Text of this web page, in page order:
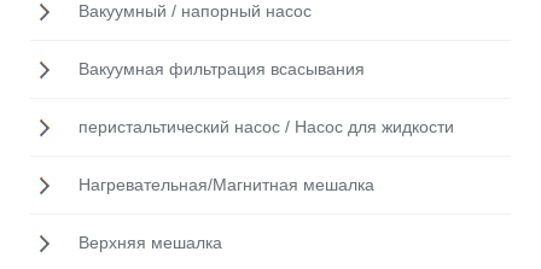
Вакуумный / напорный насос
Вакуумная фильтрация всасывания
перистальтический насос / Насос для жидкости
Нагревательная/Mагнитная мешалка
Верхняя мешалка